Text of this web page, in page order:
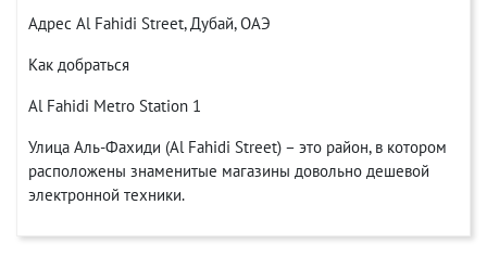
Адрес Al Fahidi Street, Дубай, ОАЭ
Как добраться
Al Fahidi Metro Station 1
Улица Аль-Фахиди (Al Fahidi Street) – это район, в котором
расположены знаменитые магазины довольно дешевой
электронной техники.